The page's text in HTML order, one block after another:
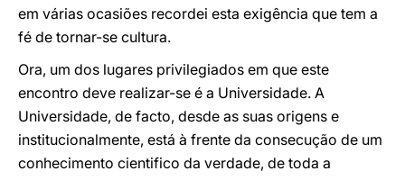
em várias ocasiões recordei esta exigência que tem a
fé de tornar-se cultura.
Ora, um dos lugares privilegiados em que este
encontro deve realizar-se é a Universidade. A
Universidade, de facto, desde as suas origens e
institucionalmente, está à frente da consecução de um
conhecimento cientifico da verdade, de toda a